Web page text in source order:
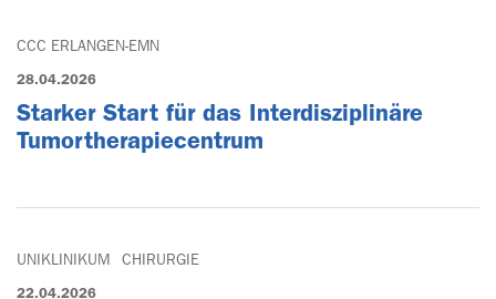
CCC ERLANGEN-EMN
28.04.2026
Starker Start für das Interdisziplinäre
Tumortherapiecentrum
UNIKLINIKUM CHIRURGIE
22.04.2026